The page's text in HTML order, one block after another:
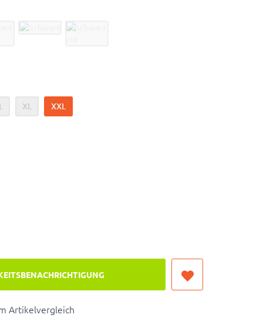
L XL XXL
Artikelvergleich